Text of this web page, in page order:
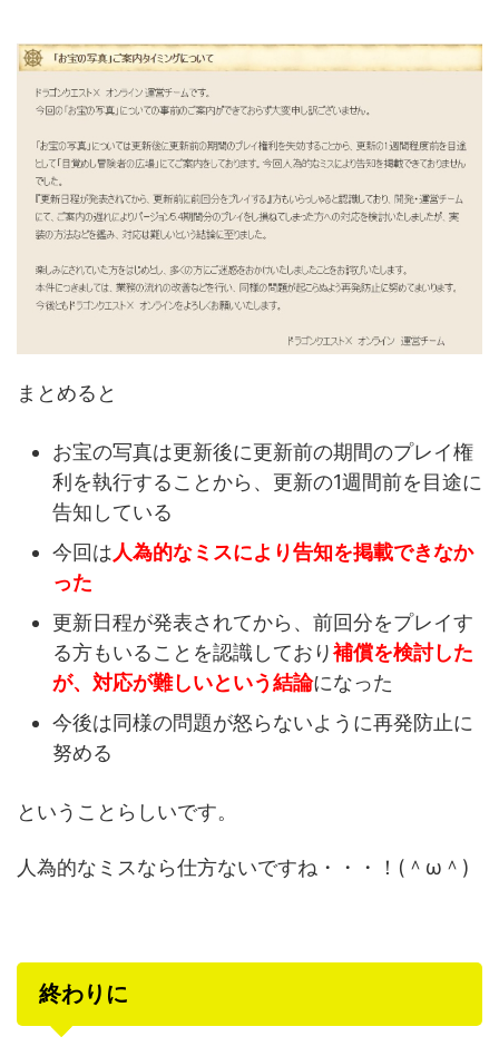
まとめると
お宝の写真は更新後に更新前の期間のプレイ権
利を執行することから、更新の1週間前を目途に
告知している
今回は人為的なミスにより告知を掲載できなか
った
更新日程が発表されてから、前回分をプレイす
る方もいることを認識しており補償を検討した
が、対応が難しいという結論になった
今後は同様の問題が怒らないように再発防止に
努める
ということらしいです。
人為的なミスなら仕方ないですね・・・！(＾ω＾)
終わりに